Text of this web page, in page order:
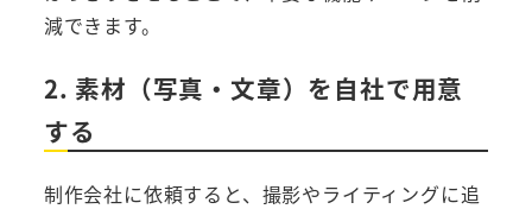
減できます。
2. 素材（写真・文章）を自社で用意
する
制作会社に依頼すると、撮影やライティングに追